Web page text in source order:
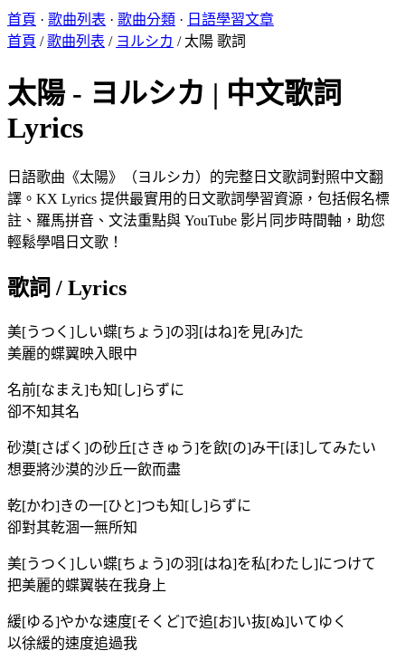
首頁 · 歌曲列表 · 歌曲分類 · 日語學習文章
首頁 /歌曲列表 / ヨルシカ / 太陽 歌詞
太陽 - ヨルシカ | 中文歌詞
Lyrics
日語歌曲《太陽》（ヨルシカ）的完整日文歌詞對照中文翻
譯。KX Lyrics 提供最實用的日文歌詞學習資源，包括假名標
註、羅馬拼音、文法重點與 YouTube 影片同步時間軸，助您
輕鬆學唱日文歌！
歌詞 / Lyrics
美[うつく]しい蝶[ちょう]の羽[はね]を見[み]た
美麗的蝶翼映入眼中
名前[なまえ]も知[し]らずに
卻不知其名
砂漠[さばく]の砂丘[さきゅう]を飲[の]み干[ほ]してみたい
想要將沙漠的沙丘一飲而盡
乾[かわ]きの一[ひと]つも知[し]らずに
卻對其乾涸一無所知
美[うつく]しい蝶[ちょう]の羽[はね]を私[わたし]につけて
把美麗的蝶翼裝在我身上
緩[ゆる]やかな速度[そくど]で追[お]い抜[ぬ]いてゆく
以徐緩的速度追過我